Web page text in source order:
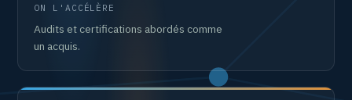
ON L'ACCÉLÈRE
Audits et certifications abordés comme
un acquis.